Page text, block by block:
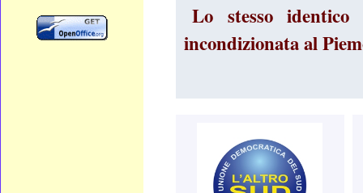
Lo stesso identico
incondizionata al